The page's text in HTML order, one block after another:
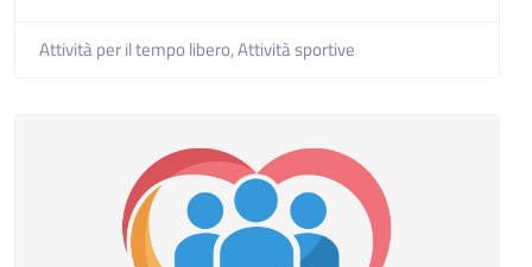
Attività per il tempo libero,Attività sportive